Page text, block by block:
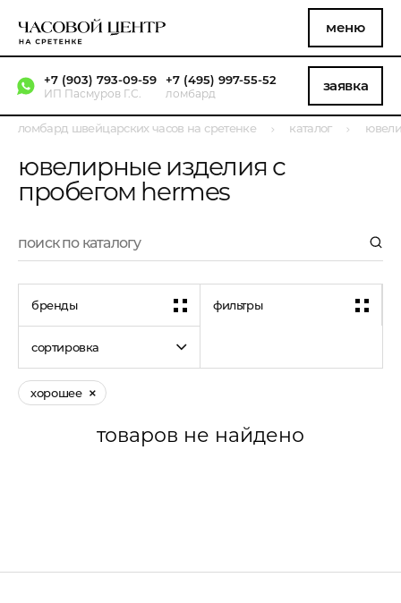
меню
+7 (903) 793-09-59
ИП Пасмуров Г.С.
+7 (495) 997-55-52
ломбард заявка
ломбард швейцарских часов на сретенке каталог
ювелирные изделия с
пробегом hermes
бренды фильтры
сортировка
хорошее
товаров не найдено